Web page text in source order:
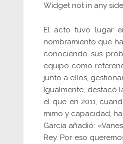
Widget not in any
El acto tuvo lugar
nombramiento que
conociendo sus
equipo como
junto a ellos,
Igualmente, destacó
el que en 2011,
mimo y capacidad,
García añadió:
Rey. Por eso